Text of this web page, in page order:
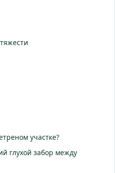
участке?
глухой забор между